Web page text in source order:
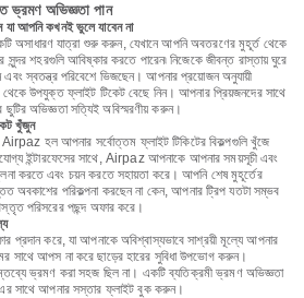
ভ্রমণ অভিজ্ঞতা পান
আপনি কখনই ভুলে যাবেন না
যাত্রা শুরু করুন, যেখানে আপনি অবতরণের মুহূর্ত থেকে
শহরগুলি আবিষ্কার করতে পারেন৷ নিজেকে জীবন্ত রাস্তায় ঘুরে
এবং স্বতন্ত্র পরিবেশে ভিজছেন। আপনার প্রয়োজন অনুযায়ী
থেকে উপযুক্ত ফ্লাইট টিকেট বেছে নিন। আপনার প্রিয়জনদের সাথে
অভিজ্ঞতা সত্যিই অবিস্মরণীয় করুন।
খুঁজুন
Airpaz হল আপনার সর্বোত্তম ফ্লাইট টিকিটের বিকল্পগুলি খুঁজে
ইন্টারফেসের সাথে, Airpaz আপনাকে আপনার সময়সূচী এবং
করতে এবং চয়ন করতে সহায়তা করে। আপনি শেষ মুহূর্তের
অবকাশের পরিকল্পনা করছেন না কেন, আপনার ট্রিপ যতটা সম্ভব
পরিসরের পছন্দ অফার করে।
প্রদান করে, যা আপনাকে অবিশ্বাস্যভাবে সাশ্রয়ী মূল্যে আপনার
সাথে আপস না করে ছাড়ের হারের সুবিধা উপভোগ করুন।
ভ্রমণ করা সহজ ছিল না। একটি ব্যতিক্রমী ভ্রমণ অভিজ্ঞতা
সাথে আপনার সস্তার ফ্লাইট বুক করুন।